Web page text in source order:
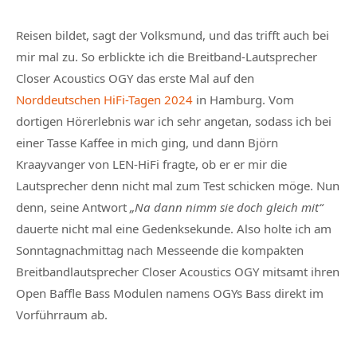
Reisen bildet, sagt der Volksmund, und das trifft auch bei
mir mal zu. So erblickte ich die Breitband-Lautsprecher
Closer Acoustics OGY das erste Mal auf den
Norddeutschen HiFi-Tagen 2024 in Hamburg. Vom
dortigen Hörerlebnis war ich sehr angetan, sodass ich bei
einer Tasse Kaffee in mich ging, und dann Björn
Kraayvanger von LEN-HiFi fragte, ob er er mir die
Lautsprecher denn nicht mal zum Test schicken möge. Nun
denn, seine Antwort „Na dann nimm sie doch gleich mit“
dauerte nicht mal eine Gedenksekunde. Also holte ich am
Sonntagnachmittag nach Messeende die kompakten
Breitbandlautsprecher Closer Acoustics OGY mitsamt ihren
Open Baffle Bass Modulen namens OGYs Bass direkt im
Vorführraum ab.